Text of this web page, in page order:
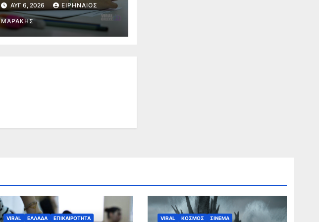
2026-2027
ΑΥΓ 6, 2026 ΕΙΡΗΝΑΊΟΣ
ΜΑΡΆΚΗΣ
VIRAL ΕΛΛΑΔΑ ΕΠΙΚΑΙΡΟΤΗΤΑ VIRAL ΚΟΣΜΟΣ ΣΙΝΕΜΑ